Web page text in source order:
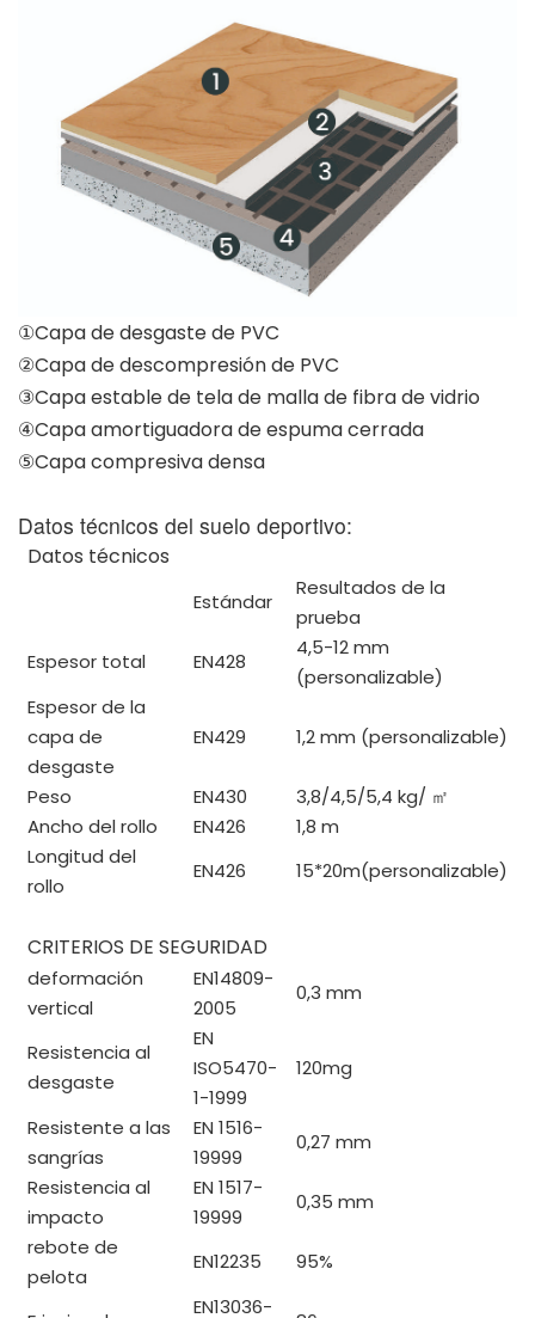
①Capa de desgaste de PVC
②Capa de descompresión de PVC
③Capa estable de tela de malla de fibra de vidrio
④Capa amortiguadora de espuma cerrada
⑤Capa compresiva densa
Datos técnicos del suelo deportivo:
Datos técnicos
Estándar
Resultados de la
prueba
Espesor total
EN428
4,5-12 mm
(personalizable)
Espesor de la
capa de
desgaste
EN429 1,2 mm (personalizable)
Peso EN430 3,8/4,5/5,4 kg/ ㎡
Ancho del rollo
EN426
1,8 m
Longitud del
rollo
EN426 15*20m(personalizable)
CRITERIOS DE SEGURIDAD
deformación
vertical
EN14809-
2005
0,3 mm
Resistencia al
desgaste
EN
ISO5470-
1-1999
120mg
Resistente a las
sangrías
EN 1516-
19999
0,27 mm
Resistencia al
impacto
EN 1517-
19999
0,35 mm
rebote de
pelota
EN12235 95%
EN13036-